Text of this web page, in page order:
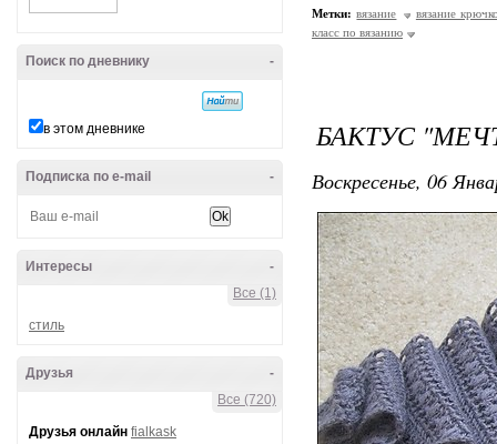
-
Поиск по дневнику
в этом дневнике
-
Подписка по e-mail
-
Интересы
Все (1)
стиль
-
Друзья
Все (720)
Друзья онлайн fialkask
Метки: вязание
вязание
класс по вязанию
БАКТУС
Воскресенье, 06